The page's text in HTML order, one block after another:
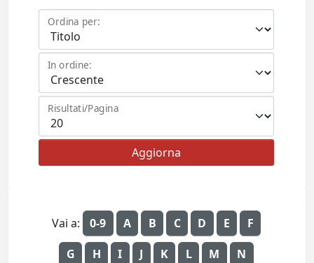
Ordina per:
In ordine:
Risultati/Pagina
Vai a: 0-9 A B C D E F
G H I J K L M N